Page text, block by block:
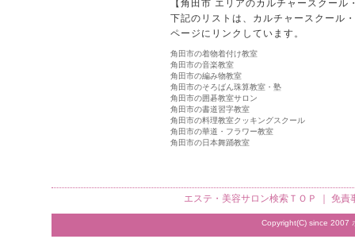
【角田市 エリアのカルチャースクール
下記のリストは、カルチャースクール
ページにリンクしています。
角田市の着物着付け教室
角田市の音楽教室
角田市の編み物教室
角田市のそろばん珠算教室・塾
角田市の囲碁教室サロン
角田市の書道習字教室
角田市の料理教室クッキングスクール
角田市の華道・フラワー教室
角田市の日本舞踊教室
エステ・美容サロン検索 ＴＯＰ ｜ 免責
Copyright(C) since 2007